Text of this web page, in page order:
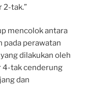
2-tak.”
mencolok antara
pada perawatan
dilakukan oleh
4-tak cenderung
dan